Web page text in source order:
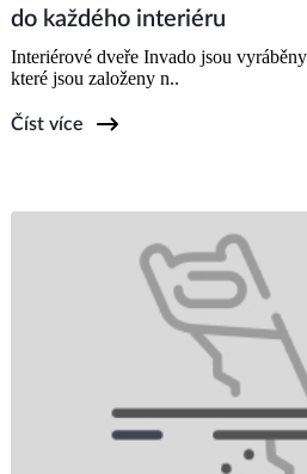
do každého interiéru
Interiérové dveře Invado jsou
které jsou založeny n..
Číst více